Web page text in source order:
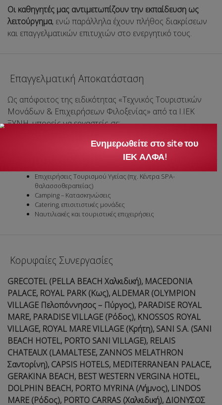
Οι καθηγητές μας αντιμετωπίζουν την εκπαίδευση ως
λειτούργημα, ενώ παράλληλα έχουν πλήθος διακρίσεων
και επαγγελματικών επιτυχιών στο ενεργητικό τους.
Επαγγελματική Αποκατάσταση
Ως απόφοιτος της ειδικότητας «Τεχνικός Τουριστικών
Μονάδων & Επιχειρήσεων Φιλοξενίας» από τα Ι.ΙΕΚ
ΞΥΝΗ, μπορείς να εργαστείς σε:
Ξενοδοχειακές Επιχειρήσεις (σε Ελλάδα και εξωτερικό)
Κέντρα Υποδοχής (ηλικιωμένων, ατόμων με ειδικές ανάγκες,
Επιχειρήσεις Τουρισμού Υγείας (πχ. Κέντρα SPA-
θαλασσοθεραπείας)
Camping – Κατασκηνώσεις
Catering, επισιτιστικές μονάδες
Ναυτιλιακές και τουριστικές επιχειρήσεις
Κορυφαίες Συνεργασίες
GRECOTEL (PELLA BEACH Χαλκιδική), MACEDONIA
PALACE, ROYAL PARK (Κως), ALDEMAR (OLYMPION
VILLAGE Πελοπόννησος – Πύργος), PARADISE ROYAL
MARE, PARΑDISE VILLAGE (Ρόδος), KNOSSOS ROYAL
VILLAGE, ROYAL MARE VILLAGE (Κρήτη), SANI S.A. (SANI
BEACH HOTEL, PORTO SANI VILLAGE), RELAIS
CHATEAUX (LAMALTESE, ZANNOS MELATHRON
Σαντορίνη), CAPSIS HOTELS, MEDITERRANEAN PALACE,
GERAKINA BEACH, BEST WESTERN VERGINA HOTEL,
DOLPHIN BEACH, PORTO MYRINA (Λήμνος), LINDOS
MARE (Ρόδος), PORTO CARRAS (Χαλκιδική), ΔΙΟΝΥΣΟΣ
Ενημερωθείτε στο site του
ΙΕΚ ΑΛΦΑ!